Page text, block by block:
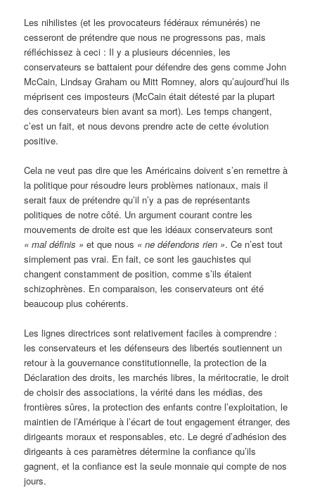
Les nihilistes (et les provocateurs fédéraux rémunérés) ne
cesseront de prétendre que nous ne progressons pas, mais
réfléchissez à ceci : Il y a plusieurs décennies, les
conservateurs se battaient pour défendre des gens comme John
McCain, Lindsay Graham ou Mitt Romney, alors qu’aujourd’hui ils
méprisent ces imposteurs (McCain était détesté par la plupart
des conservateurs bien avant sa mort). Les temps changent,
c’est un fait, et nous devons prendre acte de cette évolution
positive.
Cela ne veut pas dire que les Américains doivent s’en remettre à
la politique pour résoudre leurs problèmes nationaux, mais il
serait faux de prétendre qu’il n’y a pas de représentants
politiques de notre côté. Un argument courant contre les
mouvements de droite est que les idéaux conservateurs sont
« mal définis » et que nous « ne défendons rien ». Ce n’est tout
simplement pas vrai. En fait, ce sont les gauchistes qui
changent constamment de position, comme s’ils étaient
schizophrènes. En comparaison, les conservateurs ont été
beaucoup plus cohérents.
Les lignes directrices sont relativement faciles à comprendre :
les conservateurs et les défenseurs des libertés soutiennent un
retour à la gouvernance constitutionnelle, la protection de la
Déclaration des droits, les marchés libres, la méritocratie, le droit
de choisir des associations, la vérité dans les médias, des
frontières sûres, la protection des enfants contre l’exploitation, le
maintien de l’Amérique à l’écart de tout engagement étranger, des
dirigeants moraux et responsables, etc. Le degré d’adhésion des
dirigeants à ces paramètres détermine la confiance qu’ils
gagnent, et la confiance est la seule monnaie qui compte de nos
jours.